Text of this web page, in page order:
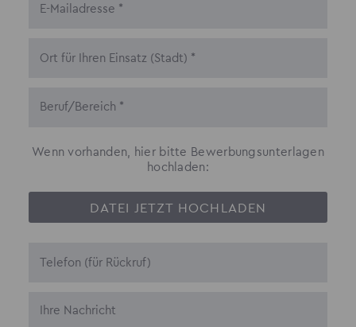
Wenn vorhanden, hier bitte Bewerbungsunterlagen
hochladen:
DATEI JETZT HOCHLADEN